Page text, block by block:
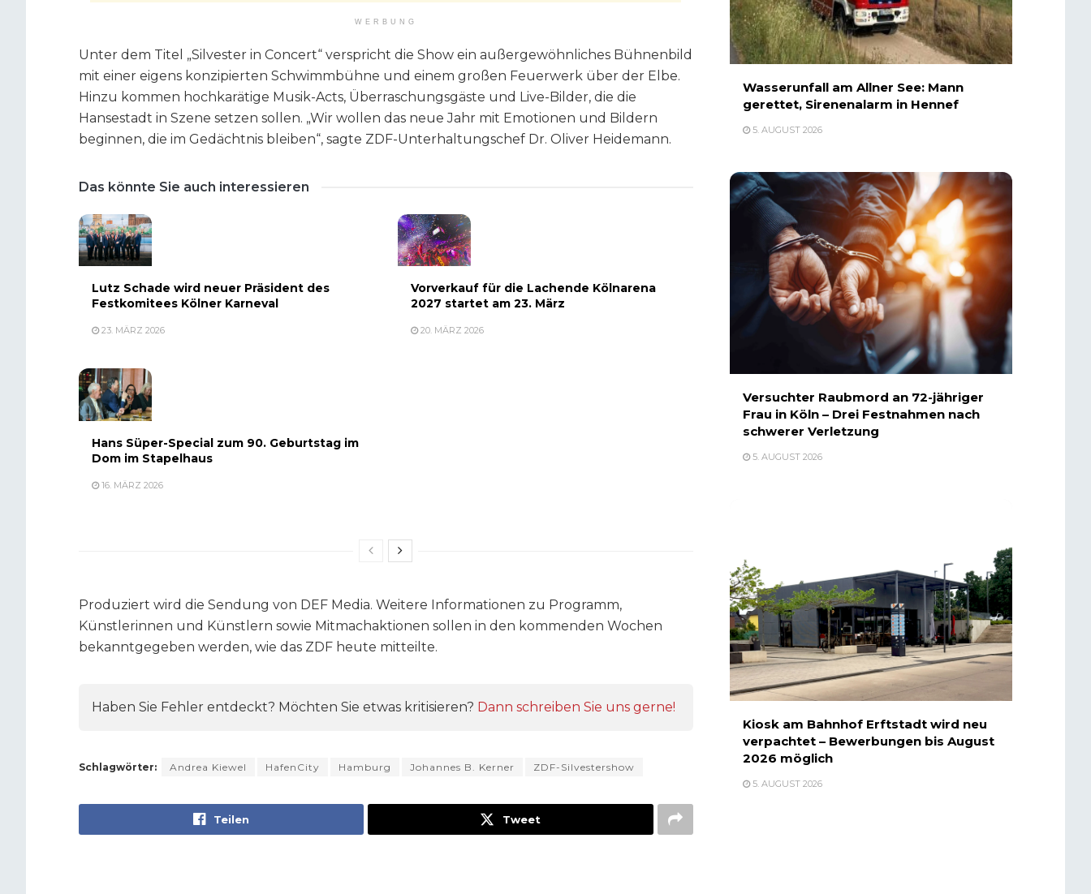
WERBUNG
Unter dem Titel „Silvester in Concert“ verspricht die Show ein außergewöhnliches Bühnenbild
mit einer eigens konzipierten Schwimmbühne und einem großen Feuerwerk über der Elbe.
Hinzu kommen hochkarätige Musik-Acts, Überraschungsgäste und Live-Bilder, die die
Hansestadt in Szene setzen sollen. „Wir wollen das neue Jahr mit Emotionen und Bildern
beginnen, die im Gedächtnis bleiben“, sagte ZDF-Unterhaltungschef Dr. Oliver Heidemann.
Das könnte Sie auch interessieren
Lutz Schade wird neuer Präsident des
Festkomitees Kölner Karneval
23. MÄRZ 2026
Vorverkauf für die Lachende Kölnarena
2027 startet am 23. März
20. MÄRZ 2026
Hans Süper-Special zum 90. Geburtstag im
Dom im Stapelhaus
16. MÄRZ 2026
Produziert wird die Sendung von DEF Media. Weitere Informationen zu Programm,
Künstlerinnen und Künstlern sowie Mitmachaktionen sollen in den kommenden Wochen
bekanntgegeben werden, wie das ZDF heute mitteilte.
Haben Sie Fehler entdeckt? Möchten Sie etwas kritisieren? Dann schreiben Sie uns gerne!
Schlagwörter: Andrea Kiewel HafenCity Hamburg Johannes B. Kerner ZDF-Silvestershow
Teilen Tweet
Wasserunfall am Allner See: Mann
gerettet, Sirenenalarm in Hennef
5. AUGUST 2026
Versuchter Raubmord an 72-jähriger
Frau in Köln – Drei Festnahmen nach
schwerer Verletzung
5. AUGUST 2026
Kiosk am Bahnhof Erftstadt wird neu
verpachtet – Bewerbungen bis August
2026 möglich
5. AUGUST 2026